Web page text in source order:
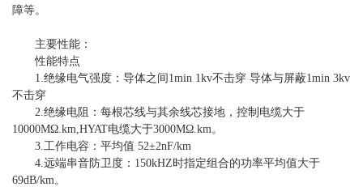
障等。
主要性能：
性能特点
1.绝缘电气强度：导体之间1min 1kv不击穿 导体与屏蔽1min 3kv
不击穿
2.绝缘电阻：每根芯线与其余线芯接地，控制电缆大于
10000MΩ.km,HYAT电缆大于3000MΩ.km。
3.工作电容：平均值 52±2nF/km
4.远端串音防卫度：150kHZ时指定组合的功率平均值大于
69dB/km。